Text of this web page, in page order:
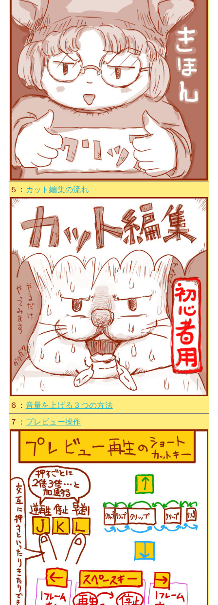
５： カット編集の流れ
６： 音量を上げる３つの方法
７： プレビュー操作